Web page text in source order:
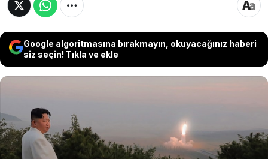
Google algoritmasına bırakmayın, okuyacağınız haberi
siz seçin! Tıkla ve ekle
Kuzey Kore'nin, Kim Jon-un'un suikastla
öldürülmesi veya liderliğin etkisiz hale
getirilmesi durumunda nükleer saldırıyı